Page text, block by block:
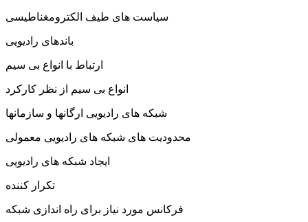
سیاست های طیف الکترومغناطیسی
باندهای رادیویی
ارتباط با انواع بی سیم
انواع بی سیم از نظر کارکرد
شبکه های رادیویی ارگانها و سازمانها
محدودیت های شبکه های رادیویی معمولی
ایجاد شبکه های رادیویی
تکرار کننده
فرکانس مورد نیاز برای راه اندازی شبکه